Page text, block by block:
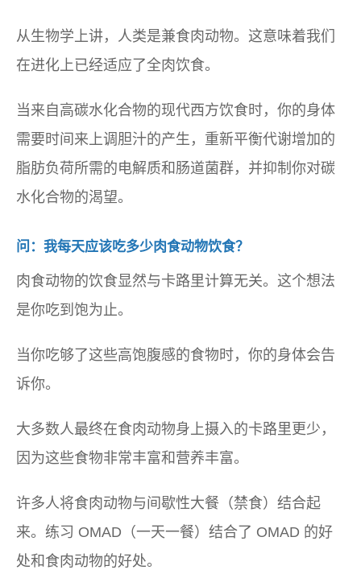
从生物学上讲，人类是兼食肉动物。这意味着我们
在进化上已经适应了全肉饮食。
当来自高碳水化合物的现代西方饮食时，你的身体
需要时间来上调胆汁的产生，重新平衡代谢增加的
脂肪负荷所需的电解质和肠道菌群，并抑制你对碳
水化合物的渴望。
问：我每天应该吃多少肉食动物饮食？
肉食动物的饮食显然与卡路里计算无关。这个想法
是你吃到饱为止。
当你吃够了这些高饱腹感的食物时，你的身体会告
诉你。
大多数人最终在食肉动物身上摄入的卡路里更少，
因为这些食物非常丰富和营养丰富。
许多人将食肉动物与间歇性大餐（禁食）结合起
来。练习 OMAD（一天一餐）结合了 OMAD 的好
处和食肉动物的好处。